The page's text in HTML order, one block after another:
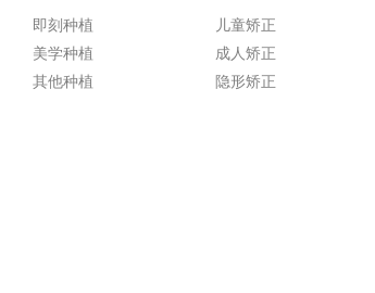
即刻种植
美学种植
其他种植
儿童矫正
成人矫正
隐形矫正